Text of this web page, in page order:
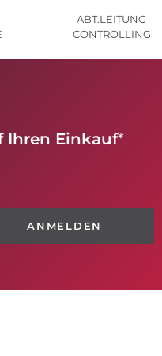
ABT.LEITUNG
CONTROLLING
Ihren Einkauf*
ANMELDEN